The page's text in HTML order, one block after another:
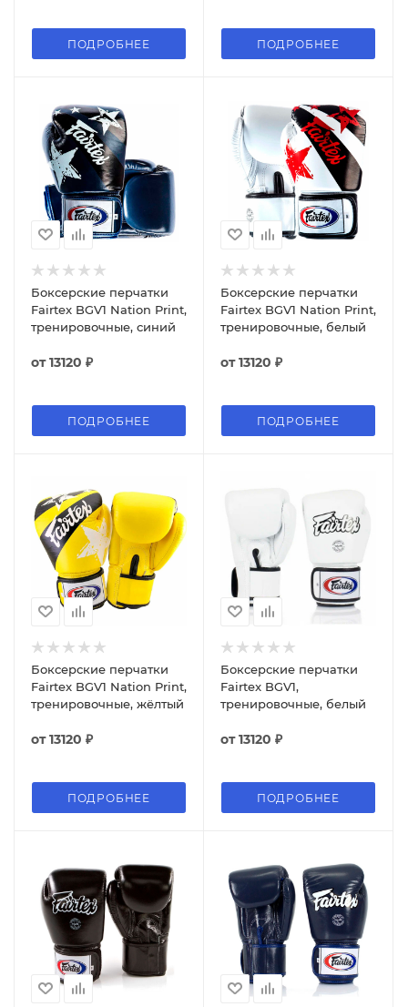
ПОДРОБНЕЕ ПОДРОБНЕЕ
Боксерские перчатки
Fairtex BGV1 Nation Print,
тренировочные, синий
от13120 ₽
ПОДРОБНЕЕ
Боксерские перчатки
Fairtex BGV1 Nation Print,
тренировочные, белый
от13120 ₽
ПОДРОБНЕЕ
Боксерские перчатки
Fairtex BGV1 Nation Print,
тренировочные, жёлтый
от13120 ₽
ПОДРОБНЕЕ
Боксерские перчатки
Fairtex BGV1,
тренировочные, белый
от13120 ₽
ПОДРОБНЕЕ